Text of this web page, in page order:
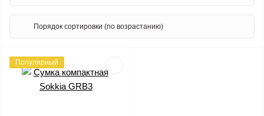
Популярный